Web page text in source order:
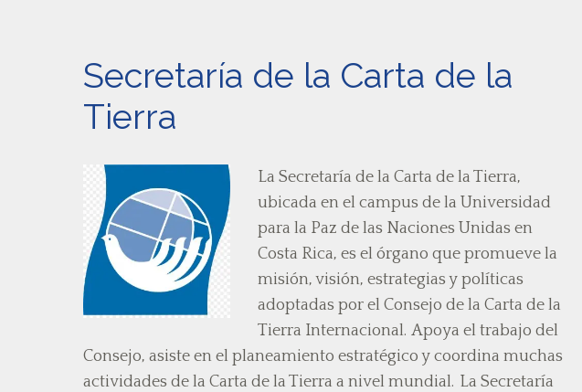
Secretaría de la Carta de la
Tierra
La Secretaría de la Carta de la Tierra,
ubicada en el campus de la Universidad
para la Paz de las Naciones Unidas en
Costa Rica, es el órgano que promueve la
misión, visión, estrategias y políticas
adoptadas por el Consejo de la Carta de la
Tierra Internacional. Apoya el trabajo del
Consejo, asiste en el planeamiento estratégico y coordina muchas
actividades de la Carta de la Tierra a nivel mundial. La Secretaría